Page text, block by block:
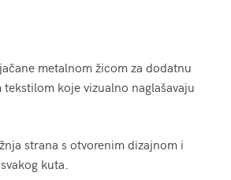
metalnom žicom za dodatnu
koje vizualno naglašavaju
strana s otvorenim dizajnom i
kuta.